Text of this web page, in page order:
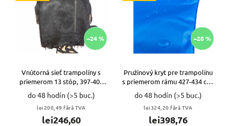
–24 %
Vnútorná sieť trampolíny s
priemerom 13 stôp, 397-404
cm
do 48 hodín (>5 buc.)
lei200,49 fără TVA
lei246,60
–20 %
Pružinový kryt pre trampolínu
s priemerom rámu 427-434 cm,
14 stôp. PEVNÝ! VYPR
do 48 hodín (>5 buc.)
lei324,20 fără TVA
lei398,76